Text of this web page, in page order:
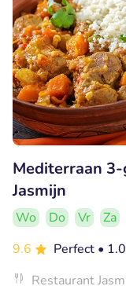
Mediterraan
Jasmijn
Wo Do Vr Za
9.6
Perfect •
Restaurant